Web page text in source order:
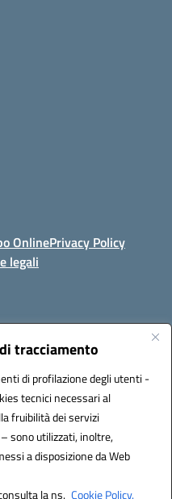
tracciamento
di profilazione degli utenti -
tecnici necessari al
fruibilità dei servizi
sono utilizzati, inoltre,
a disposizione da Web
la ns. Cookie Policy.
OnlinePrivacy Policy
legali
- Castellammare di Stabia
- PEC:
iPA: istsc_naic847006 -
elettronica (CUF):
3D Solution S.r.l.